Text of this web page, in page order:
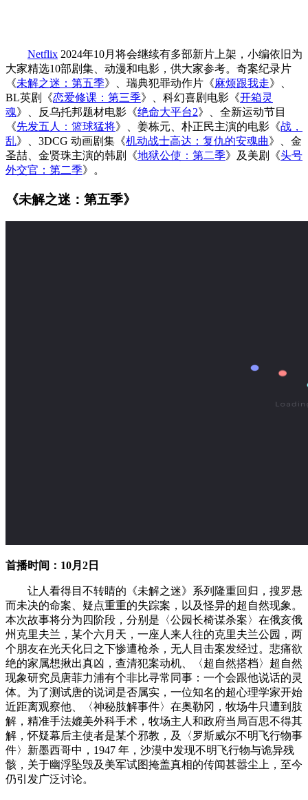
Netflix 2024年10月将会继续有多部新片上架，小编依旧为
大家精选10部剧集、动漫和电影，供大家参考。奇案纪录片
《未解之迷：第五季》、瑞典犯罪动作片《麻烦跟我走》、
BL英剧《恋爱修课：第三季》、科幻喜剧电影《开箱灵
魂》、反乌托邦题材电影《绝命大平台2》、全新运动节目
《先发五人：篮球猛将》、姜栋元、朴正民主演的电影《战，
乱》、3DCG 动画剧集《机动战士高达：复仇的安魂曲》、金
圣喆、金贤珠主演的韩剧《地狱公使：第二季》及美剧《头号
外交官：第二季》。
《未解之迷：第五季》
首播时间：10月2日
让人看得目不转睛的《未解之迷》系列隆重回归，搜罗悬
而未决的命案、疑点重重的失踪案，以及怪异的超自然现象。
本次故事将分为四阶段，分别是〈公园长椅谋杀案〉在俄亥俄
州克里夫兰，某个六月天，一座人来人往的克里夫兰公园，两
个朋友在光天化日之下惨遭枪杀，无人目击案发经过。悲痛欲
绝的家属想揪出真凶，查清犯案动机、〈超自然搭档〉超自然
现象研究员唐菲力浦有个非比寻常同事：一个会跟他说话的灵
体。为了测试唐的说词是否属实，一位知名的超心理学家开始
近距离观察他、〈神秘肢解事件〉在奥勒冈，牧场牛只遭到肢
解，精准手法媲美外科手术，牧场主人和政府当局百思不得其
解，怀疑幕后主使者是某个邪教，及〈罗斯威尔不明飞行物事
件〉新墨西哥中，1947 年，沙漠中发现不明飞行物与诡异残
骸，关于幽浮坠毁及美军试图掩盖真相的传闻甚嚣尘上，至今
仍引发广泛讨论。